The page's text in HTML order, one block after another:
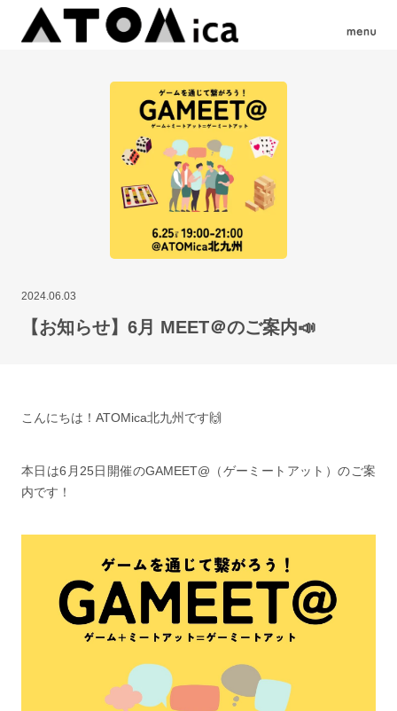
2024.06.03
【お知らせ】6月 MEET＠のご案内📣
こんにちは！ATOMica北九州です🙌
本日は6月25日開催のGAMEET@（ゲーミートアット）のご案
内です！